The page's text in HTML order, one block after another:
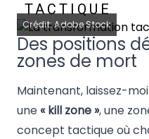
TACTIQUE
Crédit: Adobe Stock
Des positions
zones de mort
Maintenant, laissez-
une« kill zone », une
concept tactique où